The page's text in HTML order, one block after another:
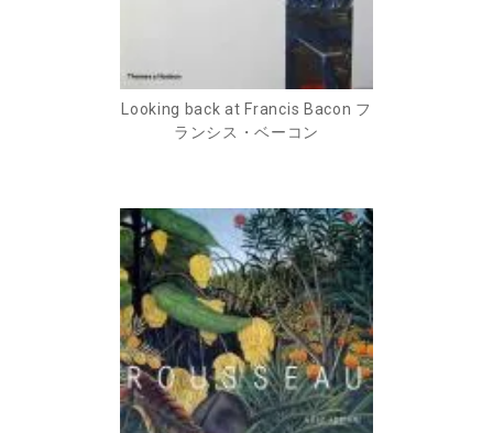
Looking back at Francis Bacon フ
ランシス・ベーコン